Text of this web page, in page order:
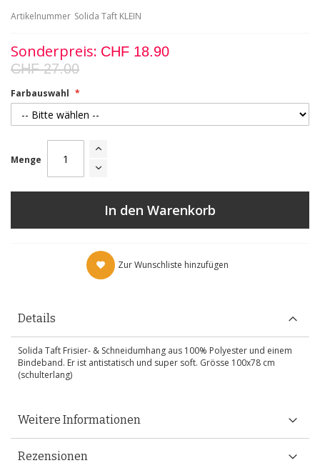
Artikelnummer Solida Taft KLEIN
Sonderpreis CHF 18.90
CHF 27.00
Farbauswahl
Menge
In den Warenkorb
Zur Wunschliste hinzufügen
Details
Solida Taft Frisier- & Schneidumhang aus 100% Polyester und einem
Bindeband. Er ist antistatisch und super soft. Grösse 100x78 cm
(schulterlang)
Weitere Informationen
Rezensionen